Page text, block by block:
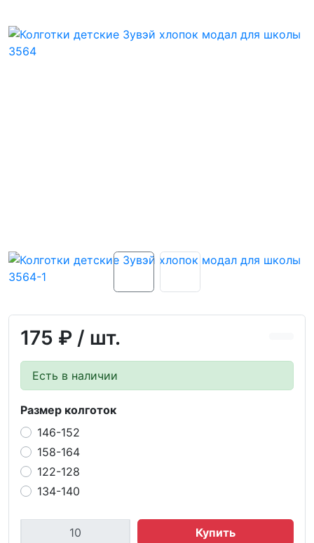
175 ₽ / шт.
Есть в наличии
Размер колготок
146-152
158-164
122-128
134-140
Купить